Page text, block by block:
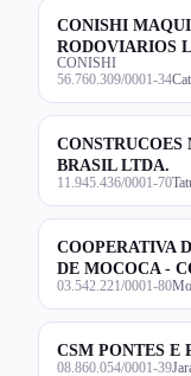
CONISHI
RODOVIARIOS
CONISHI
56.760.309/0001-34
BRASIL LTDA.
11.945.436/0001-70
COOPERATIVA
DE MOCOCA -
03.542.221/0001-80
CSM PONTES E
08.860.054/0001-39